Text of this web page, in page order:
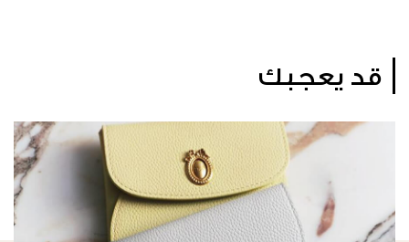
قد يعجبك